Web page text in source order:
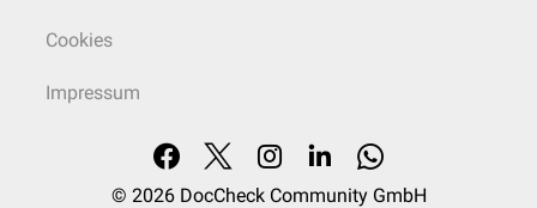
Cookies
Impressum
© 2026 DocCheck Community GmbH